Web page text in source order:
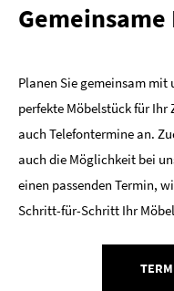
Planen Sie gemeinsam
perfekte Möbelstück für Ihr
auch Telefontermine an.
auch die Möglichkeit bei
einen passenden Termin,
Schritt-für-Schritt Ihr